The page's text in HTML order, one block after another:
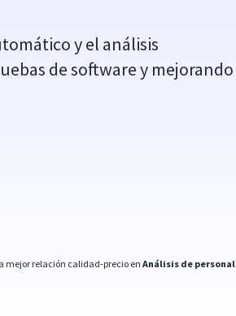
y el análisis
de software y mejorando
mejor relación calidad-precio enAnálisis de personal